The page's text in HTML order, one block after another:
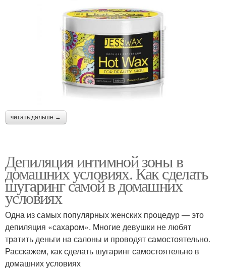
читать дальше →
Депиляция интимной зоны в
домашних условиях. Как сделать
шугаринг самой в домашних
условиях
Одна из самых популярных женских процедур — это
депиляция «сахаром». Многие девушки не любят
тратить деньги на салоны и проводят самостоятельно.
Расскажем, как сделать шугаринг самостоятельно в
домашних условиях